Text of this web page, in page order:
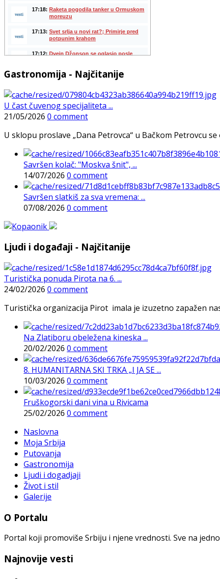
Gastronomija - Najčitanije
U čast čuvenog specijaliteta ...
21/05/2026 0 comment
U sklopu proslave „Dana Petrovca“ u Bačkom Petrovcu
Savršen kolač: "Moskva šnit", ...
14/07/2026 0 comment
Savršen slatkiš za sva vremena: ...
07/08/2026 0 comment
Ljudi i događaji - Najčitanije
Turistička ponuda Pirota na 6. ...
24/02/2026 0 comment
Turistička organizacija Pirot imala je izuzetno zapažen
Na Zlatiboru obeležena kineska ...
20/02/2026 0 comment
8. HUMANITARNA SKI TRKA „I JA SE ...
10/03/2026 0 comment
Fruškogorski dani vina u Rivicama
25/02/2026 0 comment
Naslovna
Moja Srbija
Putovanja
Gastronomija
Ljudi i dogadjaji
Život i stil
Galerije
O Portalu
Portal koji promoviše Srbiju i njene vrednosti. Sve na
Najnovije vesti